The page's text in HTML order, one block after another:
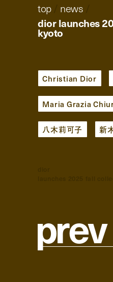
top/ news
dior launches
kyoto
Christian Dior
Maria Grazia
八木莉可子 新
prev